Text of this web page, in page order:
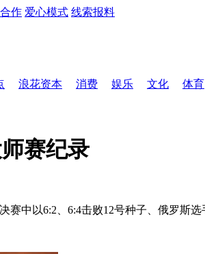
作 爱心模式 线索报料
浪花资本 消费 娱乐 文化 体育
赛纪录
中以6:2、6:4击败12号种子、俄罗斯